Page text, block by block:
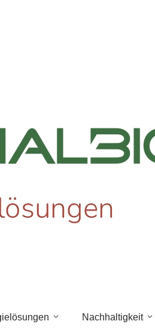
Nachhaltigkeit